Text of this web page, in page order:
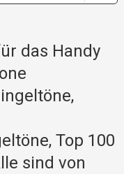
das Handy
Top 100
sind von